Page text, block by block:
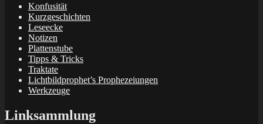
Konfusität
Kurzgeschichten
Leseecke
Notizen
Plattenstube
Tipps & Tricks
Traktate
Lichtbildprophet’s Prophezeiungen
Werkzeuge
Linksammlung